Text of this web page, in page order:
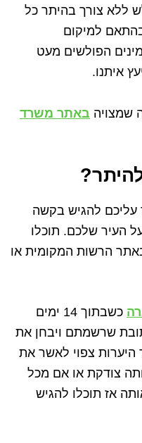
ללא צורך בהיתר כל
למיקום
הפולשים מעט
איתנו.
שמצויה באתר משרד
עליכם להגיש בקשה
העיר שלכם. תוכלו
הרשות המקומית או
כשבתוך 14 ימים
שרשמתם ויבחן את
צפוי לאשר את
צודקת או אם מכל
אז תוכלו להגיש